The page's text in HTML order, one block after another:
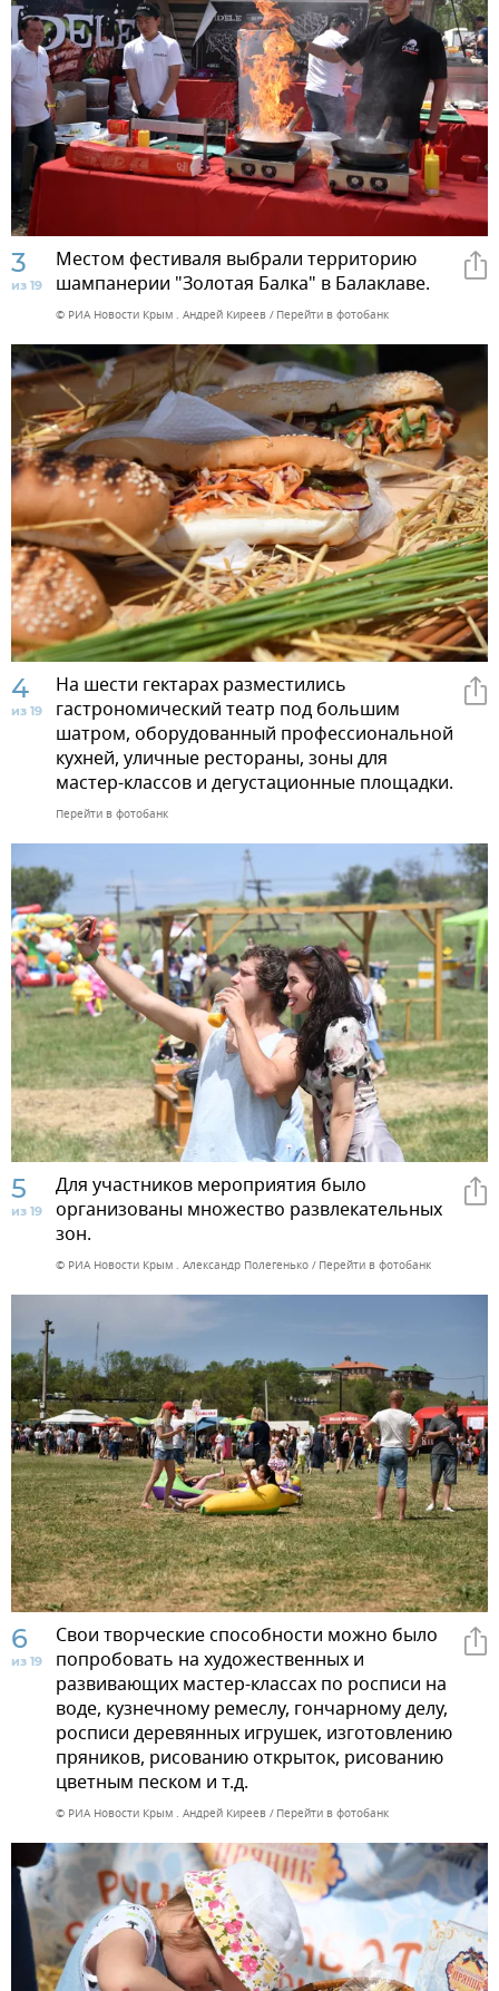
3
из 19
Местом фестиваля выбрали территорию
шампанерии "Золотая Балка" в Балаклаве.
© РИА Новости Крым . Андрей Киреев Перейти в фотобанк
4
из 19
На шести гектарах разместились
гастрономический театр под большим
шатром, оборудованный профессиональной
кухней, уличные рестораны, зоны для
мастер-классов и дегустационные площадки.
Перейти в фотобанк
5
из 19
Для участников мероприятия было
организованы множество развлекательных
зон.
© РИА Новости Крым . Александр Полегенько Перейти в фотобанк
6
из 19
Свои творческие способности можно было
попробовать на художественных и
развивающих мастер-классах по росписи на
воде, кузнечному ремеслу, гончарному делу,
росписи деревянных игрушек, изготовлению
пряников, рисованию открыток, рисованию
цветным песком и т.д.
© РИА Новости Крым . Андрей Киреев Перейти в фотобанк